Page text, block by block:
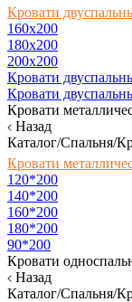
Кровати
160х200
180x200
200x200
Кровати
Кровати
Кровати
Назад
Каталог/Спальня/
Кровати
120*200
140*200
160*200
180*200
90*200
Кровати
Назад
Каталог/Спальня/